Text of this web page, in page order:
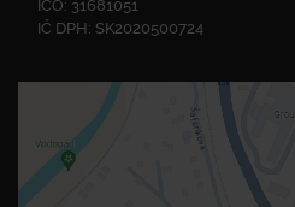
IČO: 31681051
IČ DPH: SK2020500724